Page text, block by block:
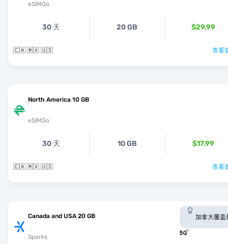
eSIMGo
30 天 20 GB $29.99
🇨🇦 🇲🇽 🇺🇸 查看
North America 10 GB
eSIMGo
30 天 10 GB $17.99
🇨🇦 🇲🇽 🇺🇸 查看
Canada and USA 20 GB
Sparks
加拿大覆盖